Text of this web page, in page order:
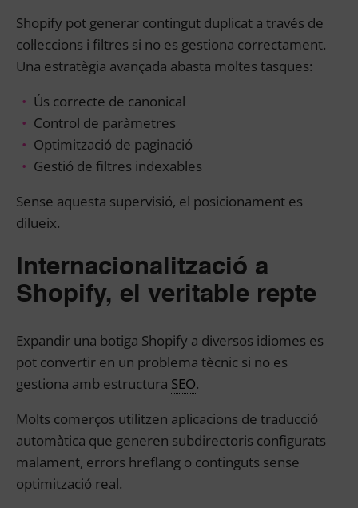
Shopify pot generar contingut duplicat a través de
col·leccions i filtres si no es gestiona correctament.
Una estratègia avançada abasta moltes tasques:
Ús correcte de canonical
Control de paràmetres
Optimització de paginació
Gestió de filtres indexables
Sense aquesta supervisió, el posicionament es
dilueix.
Internacionalització a
Shopify, el veritable repte
Expandir una botiga Shopify a diversos idiomes es
pot convertir en un problema tècnic si no es
gestiona amb estructura SEO.
Molts comerços utilitzen aplicacions de traducció
automàtica que generen subdirectoris configurats
malament, errors hreflang o continguts sense
optimització real.